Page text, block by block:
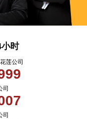
时
莲公司
司
司